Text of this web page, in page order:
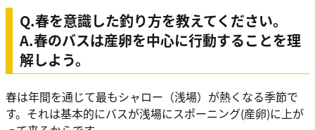
Q.春を意識した釣り方を教えてください。
A.春のバスは産卵を中心に行動することを理
解しよう。
春は年間を通じて最もシャロー（浅場）が熱くなる季節で
す。それは基本的にバスが浅場にスポーニング(産卵)に上が